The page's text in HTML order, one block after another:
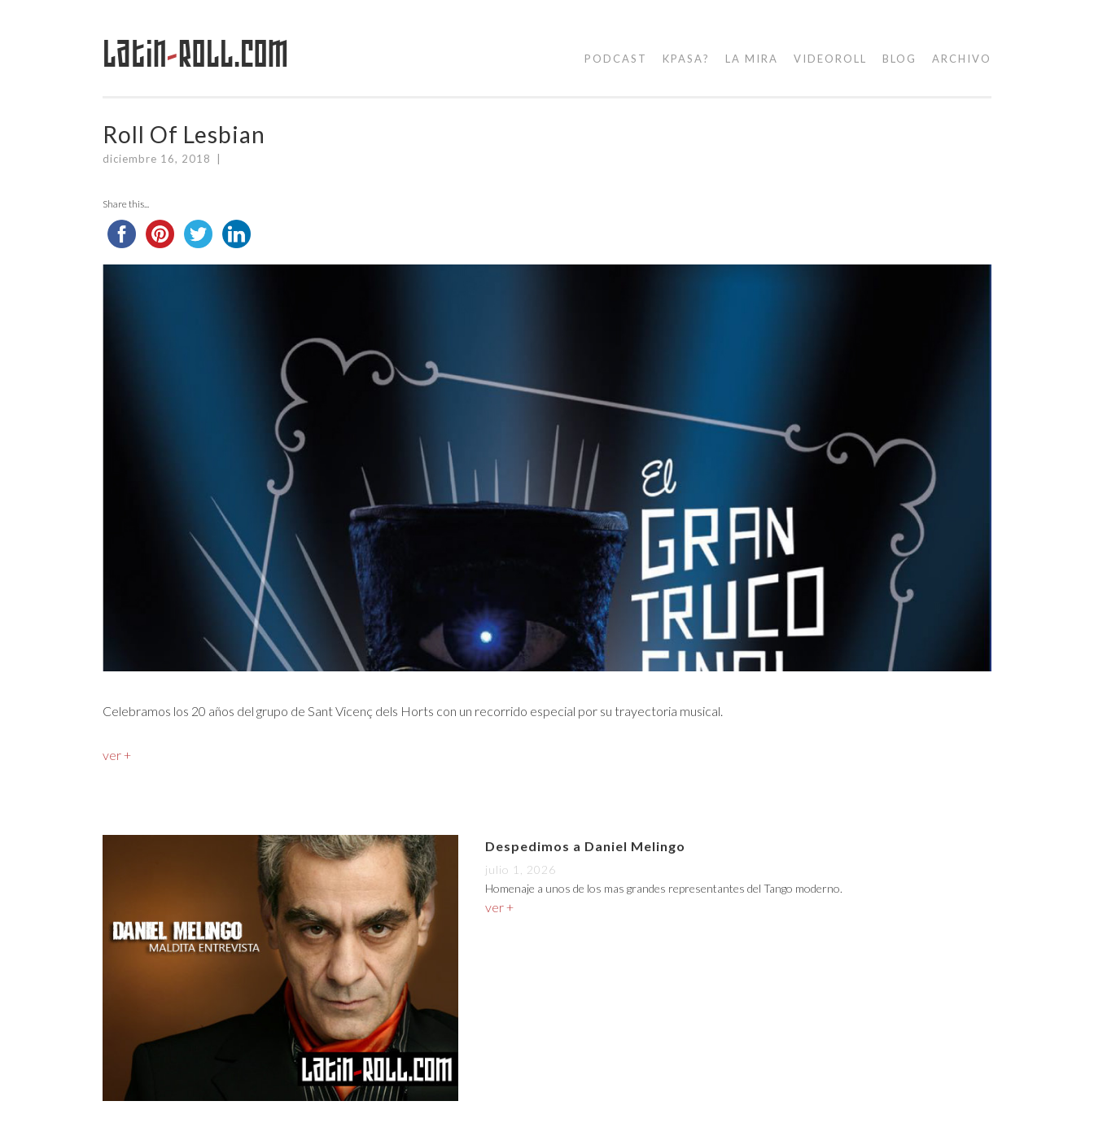
Saltar
Latin-Roll.com PODCAST KPASA? LA MIRA VIDEOROLL BLOG ARCHIVO
Roll Of Lesbian
diciembre 16, 2018
Share this...
Celebramos los 20 años del grupo de Sant Vicenç dels Horts con un recorrido especial por su trayectoria musical.
ver +
Despedimos a Daniel Melingo
julio 1, 2026
Homenaje a unos de los mas grandes representantes del Tango moderno.
ver +